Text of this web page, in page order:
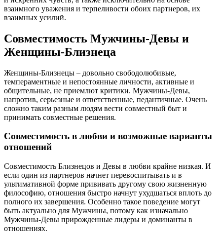
взаимного уважения и терпеливости обоих партнеров, их
взаимных усилий.
Совместимость Мужчины-Девы и
Женщины-Близнеца
Женщины-Близнецы – довольно свободолюбивые,
темпераментные и непостоянные личности, активные и
общительные, не приемлют критики. Мужчины-Девы,
напротив, серьезные и ответственные, педантичные. Очень
сложно таким разным людям вести совместный быт и
принимать совместные решения.
Совместимость в любви и возможные варианты
отношений
Совместимость Близнецов и Девы в любви крайне низкая. И
если один из партнеров начнет перевоспитывать и в
ультимативной форме прививать другому свою жизненную
философию, отношения быстро начнут ухудшаться вплоть до
полного их завершения. Особенно такое поведение могут
быть актуально для Мужчины, потому как изначально
Мужчины-Девы прирожденные лидеры и доминанты в
отношениях.